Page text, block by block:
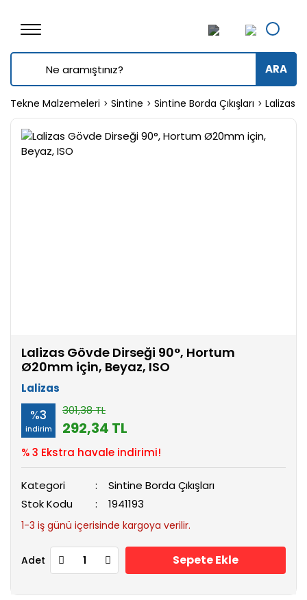
ARA
Tekne Malzemeleri Sintine Sintine Borda Çıkışları Lalizas
Lalizas Gövde Dirseği 90°, Hortum
Ø20mm için, Beyaz, ISO
Lalizas
%3
indirim
301,38 TL
292,34 TL
% 3 Ekstra havale indirimi!
Kategori
Sintine Borda Çıkışları
Stok Kodu
1941193
1-3 iş günü içerisinde kargoya verilir.
Adet Sepete Ekle